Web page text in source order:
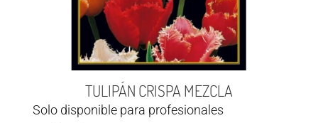
TULIPÁN CRISPA MEZCLA
Solo disponible para profesionales